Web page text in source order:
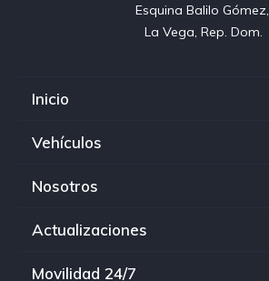
Esquina Balilo Gómez,
La Vega, Rep. Dom.
Inicio
Vehículos
Nosotros
Actualizaciones
Movilidad 24/7